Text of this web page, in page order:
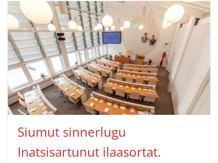
Siumut sinnerlugu
Inatsisartunut ilaasortat.